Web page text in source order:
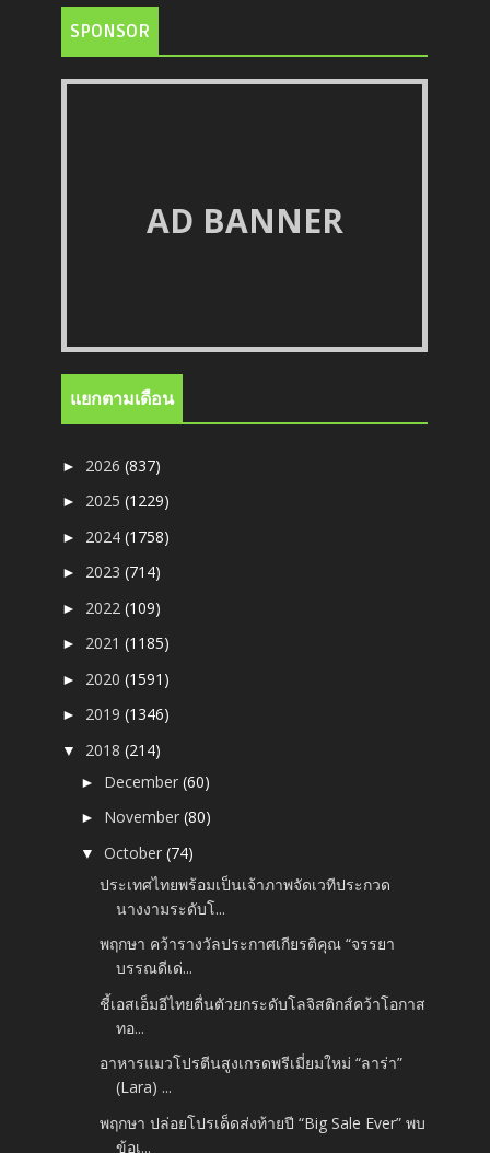
SPONSOR
AD BANNER
แยกตามเดือน
► 2026(837)
► 2025(1229)
► 2024(1758)
► 2023(714)
► 2022(109)
► 2021(1185)
► 2020(1591)
► 2019(1346)
▼ 2018(214)
► December(60)
► November(80)
▼October(74)
ประเทศไทยพร้อมเป็นเจ้าภาพจัดเวทีประกวด
นางงามระดับโ...
พฤกษา คว้ารางวัลประกาศเกียรติคุณ “จรรยา
บรรณดีเด่...
ชี้เอสเอ็มอีไทยตื่นตัวยกระดับโลจิสติกส์คว้าโอกาส
ทอ...
อาหารแมวโปรตีนสูงเกรดพรีเมี่ยมใหม่ “ลาร่า”
(Lara) ...
พฤกษา ปล่อยโปรเด็ดส่งท้ายปี “Big Sale Ever” พบ
ข้อเ...